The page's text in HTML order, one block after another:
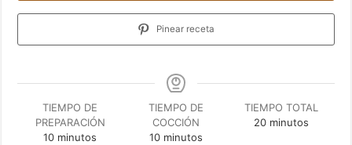
Pinear receta
TIEMPO DE
PREPARACIÓN
10minutos
minutos
TIEMPO DE
COCCIÓN
10minutos
minutos
TIEMPO TOTAL
20minutos
minutos